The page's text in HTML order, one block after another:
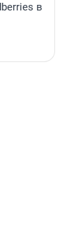
в